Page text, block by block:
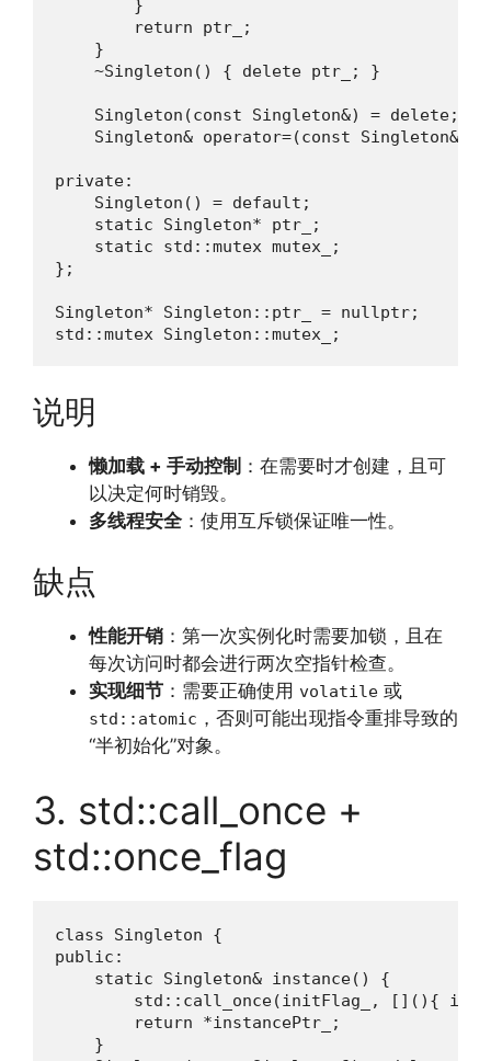
        }
        return ptr_;
    }
    ~Singleton() { delete ptr_; }
    Singleton(const Singleton&) = delete;
Singleton& operator=(const Singleton&)
private:
    Singleton() = default;
    static Singleton* ptr_;
    static std::mutex mutex_;
};
Singleton* Singleton::ptr_ = nullptr;
std::mutex Singleton::mutex_;
说明
懒加载 + 手动控制 ：在需要时才创建，且可
以决定何时销毁。
多线程安全：使用互斥锁保证唯一性。
缺点
性能开销 ：第一次实例化时需要加锁，且在
每次访问时都会进行两次空指针检查。
实现细节 ：需要正确使用 volatile 或
std::atomic ，否则可能出现指令重排导致的
“半初始化”对象。
3. std::call_once +
std::once_flag
class Singleton {
public:
    static Singleton& instance() {
std::call_once(initFlag_, [](){
        return *instancePtr_;
    }